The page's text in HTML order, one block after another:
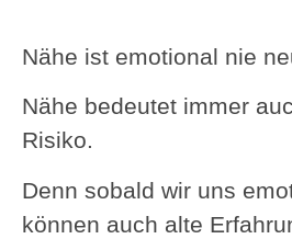
Nähe ist emotional nie
Nähe bedeutet immer
Risiko.
Denn sobald wir uns
können auch alte